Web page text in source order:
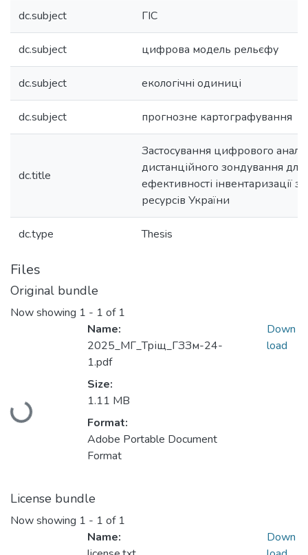
dc.subject ГІС
dc.subject цифрова модель рельєфу
dc.subject екологічні одиниці
dc.subject прогнозне картографування
dc.title
Застосування цифрового
дистанційного зондування
ефективності інвентаризації
ресурсів України
dc.type Thesis
Files
Original bundle
Now showing 1 - 1 of 1
Loading...
Name:
2025_МГ_Тріщ_ГЗЗм-24-
1.pdf
Size:
1.11 MB
Format:
Adobe Portable Document
Format
Down
load
License bundle
Now showing 1 - 1 of 1
Name:
Down